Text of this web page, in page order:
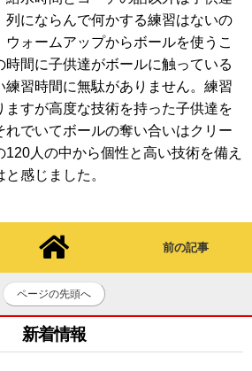
列にならんで何かする練習はないの
ウォームアップからボールを使うこ
時間に子供達がボールに触っている
練習時間に無駄がありません。練習
ますが高度な技術を持った子供達を
れでいてボールの奪い合いはクリー
120人の中から個性と高い技術を備え
感じました。
前の記事
ページの先頭へ
新着情報